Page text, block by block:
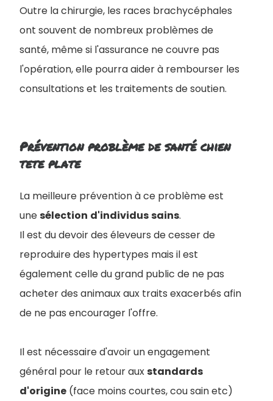
Outre la chirurgie, les races brachycéphales
ont souvent de nombreux problèmes de
santé, même si l'assurance ne couvre pas
l'opération, elle pourra aider à rembourser les
consultations et les traitements de soutien.
Prévention problème de santé chien
tete plate
La meilleure prévention à ce problème est
unesélection d'individussains.
Il est du devoir des éleveurs de cesser de
reproduire des hypertypes mais il est
également celle du grand public de ne pas
acheter des animaux aux traits exacerbés afin
de ne pas encourager l'offre.
Il est nécessaire d'avoir un engagement
général pour le retour auxstandards
d'origine (face moins courtes, cou sain etc)